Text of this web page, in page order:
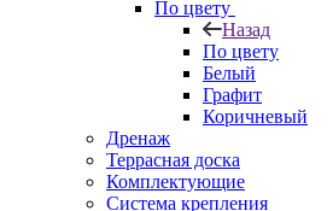
По цвету
Назад
По цвету
Белый
Графит
Коричневый
Дренаж
Террасная доска
Комплектующие
Система крепления